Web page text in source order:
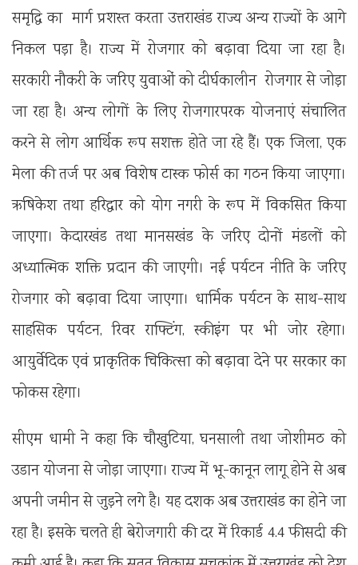
समृद्धि का मार्ग प्रशस्त करता उत्तराखंड राज्य अन्य राज्यों के आगे
निकल पड़ा है। राज्य में रोजगार को बढ़ावा दिया जा रहा है।
सरकारी नौकरी के जरिए युवाओं को दीर्घकालीन रोजगार से जोड़ा
जा रहा है। अन्य लोगों के लिए रोजगारपरक योजनाएं संचालित
करने से लोग आर्थिक रूप सशक्त होते जा रहे हैं। एक जिला, एक
मेला की तर्ज पर अब विशेष टास्क फोर्स का गठन किया जाएगा।
ऋषिकेश तथा हरिद्वार को योग नगरी के रूप में विकसित किया
जाएगा। केदारखंड तथा मानसखंड के जरिए दोनों मंडलों को
अध्यात्मिक शक्ति प्रदान की जाएगी। नई पर्यटन नीति के जरिए
रोजगार को बढ़ावा दिया जाएगा। धार्मिक पर्यटन के साथ-साथ
साहसिक पर्यटन, रिवर राफ्टिंग, स्कीइंग पर भी जोर रहेगा।
आयुर्वेदिक एवं प्राकृतिक चिकित्सा को बढ़ावा देने पर सरकार का
फोकस रहेगा।
सीएम धामी ने कहा कि चौखुटिया, घनसाली तथा जोशीमठ को
उडान योजना से जोड़ा जाएगा। राज्य में भू-कानून लागू होने से अब
अपनी जमीन से जुड़ने लगे है। यह दशक अब उत्तराखंड का होने जा
रहा है। इसके चलते ही बेरोजगारी की दर में रिकार्ड 4.4 फीसदी की